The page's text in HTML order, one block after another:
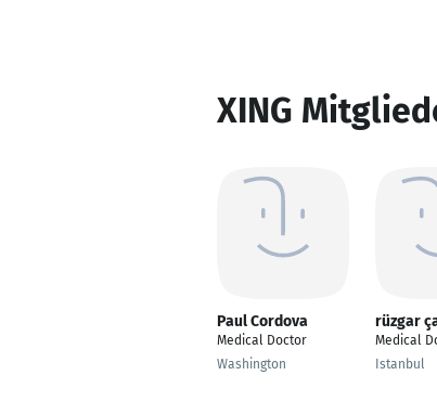
XING
Paul Cordova
Medical Doctor
Washington
rüzgar
Medical
Istanbul